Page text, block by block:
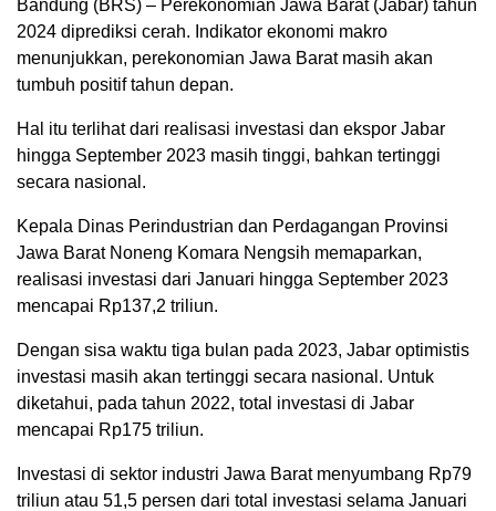
Bandung (BRS) – Perekonomian Jawa Barat (Jabar) tahun
2024 diprediksi cerah. Indikator ekonomi makro
menunjukkan, perekonomian Jawa Barat masih akan
tumbuh positif tahun depan.
Hal itu terlihat dari realisasi investasi dan ekspor Jabar
hingga September 2023 masih tinggi, bahkan tertinggi
secara nasional.
Kepala Dinas Perindustrian dan Perdagangan Provinsi
Jawa Barat Noneng Komara Nengsih memaparkan,
realisasi investasi dari Januari hingga September 2023
mencapai Rp137,2 triliun.
Dengan sisa waktu tiga bulan pada 2023, Jabar optimistis
investasi masih akan tertinggi secara nasional. Untuk
diketahui, pada tahun 2022, total investasi di Jabar
mencapai Rp175 triliun.
Investasi di sektor industri Jawa Barat menyumbang Rp79
triliun atau 51,5 persen dari total investasi selama Januari